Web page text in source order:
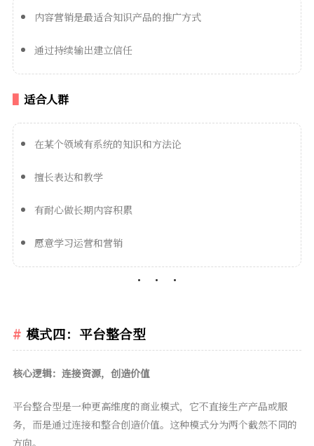
内容营销是最适合知识产品的推广方式
通过持续输出建立信任
适合人群
在某个领域有系统的知识和方法论
擅长表达和教学
有耐心做长期内容积累
愿意学习运营和营销
模式四：平台整合型
核心逻辑：连接资源，创造价值
平台整合型是一种更高维度的商业模式，它不直接生产产品或服
务，而是通过连接和整合创造价值。这种模式分为两个截然不同的
方向。